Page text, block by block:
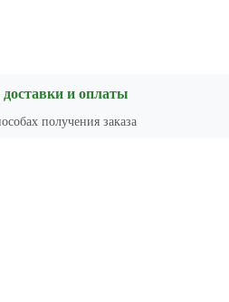
и оплаты
получения заказа